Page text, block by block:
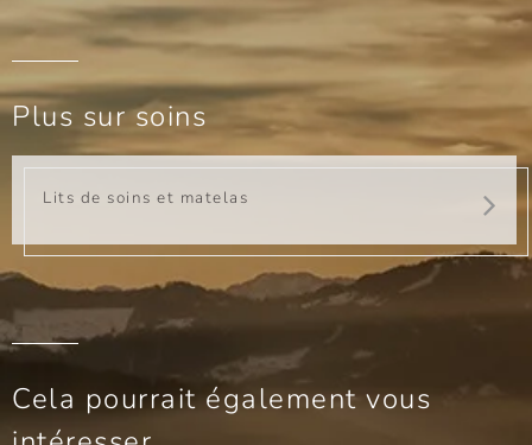
Plus sur soins
Lits de soins et matelas
Cela pourrait également vous